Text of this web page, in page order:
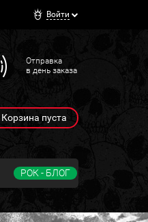
Войти
Отправка
в день заказа
Корзина пуста
РОК - БЛОГ